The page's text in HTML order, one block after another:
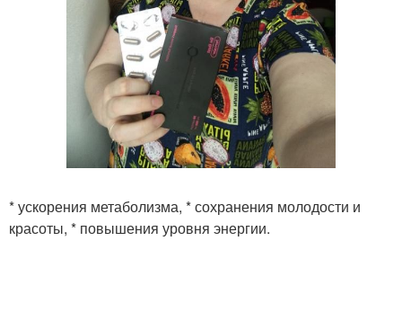
* ускорения метаболизма, * сохранения молодости и
красоты, * повышения уровня энергии.